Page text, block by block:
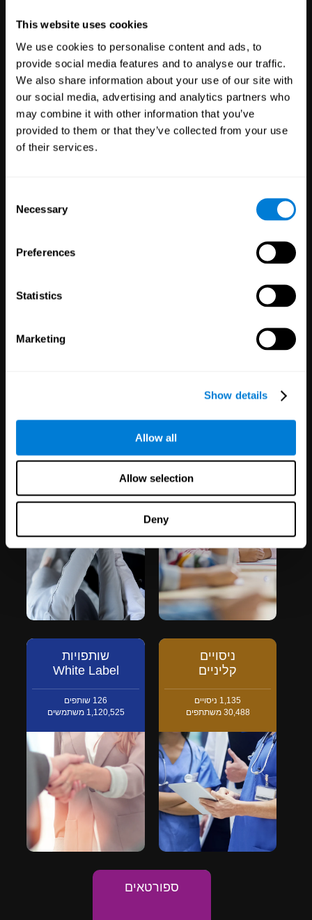
This website uses cookies
We use cookies to personalise content and ads, to
provide social media features and to analyse our traffic.
We also share information about your use of our site with
our social media, advertising and analytics partners who
may combine it with other information that you’ve
provided to them or that they’ve collected from your use
of their services.
Selection
Necessary
Preferences
Statistics
Marketing
Show details
Allow all
Allow selection
Deny
לְגַלוֹת CogniFit
הציעו את טכנולוגיית בריאות המוח שלנו
למטופלים, לסטודנטים, לעובדים או
ללקוחות שלכם
משתתפים
בעלי מקצועות
תלמידים
רווחת
ניסויים
קליניים
1,135 ניסויים
30,488 משתתפים
שותפויות
White Label
126 שותפים
1,120,525 משתמשים
ספורטאים